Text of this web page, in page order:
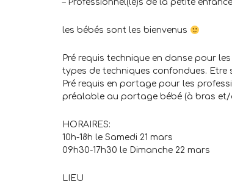
– Professionnel(le)s de la petite
les bébés sont les bienvenus
Pré requis technique en danse pour
types de techniques confondues. Etre
Pré requis en portage pour les
préalable au portage bébé (à bras
HORAIRES:
10h-18h le Samedi 21 mars
09h30-17h30 le Dimanche 22 mars
LIEU